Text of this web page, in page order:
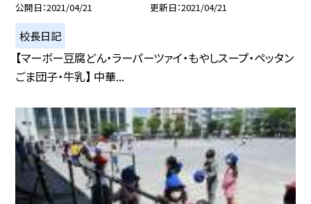
公開日 2021/04/21 更新日 2021/04/21
校長日記
【マーボー豆腐どん・ラーパーツァイ・もやしスープ・ペッタン
ごま団子・牛乳】 中華...